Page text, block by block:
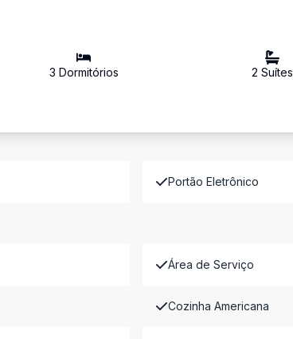
3 Dormitórios 2 Suítes
Portão Eletrônico
Área de Serviço
Cozinha Americana